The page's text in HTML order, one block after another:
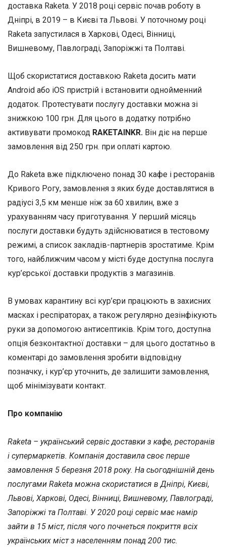
доставка Raketa. У 2018 році сервіс почав роботу в
Дніпрі, в 2019 – в Києві та Львові. У поточному році
Raketa запустилася в Харкові, Одесі, Вінниці,
Вишневому, Павлограді, Запоріжжі та Полтаві.
Щоб скористатися доставкою Raketa досить мати
Android або iOS пристрій і встановити однойменний
додаток. Протестувати послугу доставки можна зі
знижкою 100 грн. Для цього в додатку потрібно
активувати промокод RAKETAINKR. Він діє на перше
замовлення від 250 грн. при оплаті картою.
До Raketa вже підключено понад 30 кафе і ресторанів
Кривого Рогу, замовлення з яких буде доставлятися в
радіусі 3,5 км менше ніж за 60 хвилин, вже з
урахуванням часу приготування. У перший місяць
послуги доставки будуть здійснюватися в тестовому
режимі, а список закладів-партнерів зростатиме. Крім
того, найближчим часом у місті буде доступна послуга
кур’єрської доставки продуктів з магазинів.
В умовах карантину всі кур’єри працюють в захисних
масках і респіраторах, а також регулярно дезінфікують
руки за допомогою антисептиків. Крім того, доступна
опція безконтактної доставки – для цього достатньо в
коментарі до замовлення зробити відповідну
позначку, і кур’єр уточнить, де залишити замовлення,
щоб мінімізувати контакт.
Про компанію
Raketa – український сервіс доставки з кафе, ресторанів
і супермаркетів. Компанія доставила своє перше
замовлення 5 березня 2018 року. На сьогоднішній день
послугами Raketa можна скористатися в Дніпрі, Києві,
Львові, Харкові, Одесі, Вінниці, Вишневому, Павлограді,
Запоріжжі та Полтаві. У 2020 році сервіс має намір
зайти в 15 міст, після чого почнеться покриття всіх
українських міст з населенням понад 200 тис.